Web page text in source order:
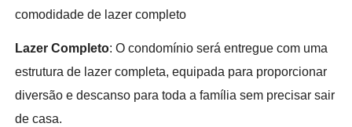
comodidade de lazer completo
Lazer Completo: O condomínio será entregue com uma
estrutura de lazer completa, equipada para proporcionar
diversão e descanso para toda a família sem precisar sair
de casa.